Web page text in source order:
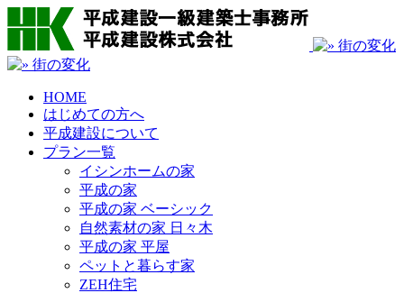
HOME
はじめての方へ
平成建設について
プラン一覧
イシンホームの家
平成の家
平成の家 ベーシック
自然素材の家 日々木
平成の家 平屋
ペットと暮らす家
ZEH住宅